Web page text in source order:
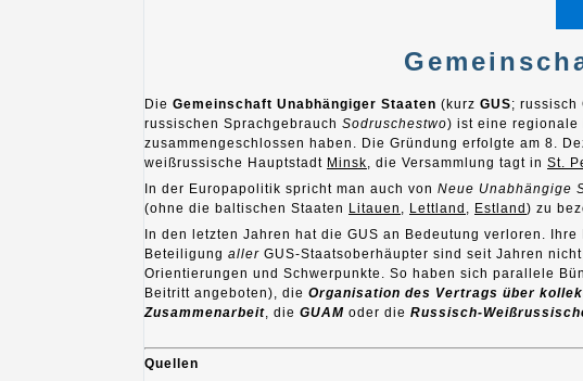
Die Gemeinschaft Unabhängiger Staaten (kurz GUS; russisch
russischen Sprachgebrauch Sodruschestwo) ist eine regionale
zusammengeschlossen haben. Die Gründung erfolgte am 8.
weißrussische Hauptstadt Minsk , die Versammlung tagt in St.
In der Europapolitik spricht man auch von Neue Unabhängige
(ohne die baltischen Staaten Litauen Lettland Estland) zu
In den letzten Jahren hat die GUS an Bedeutung verloren.
Beteiligung aller GUS-Staatsoberhäupter sind seit Jahren
Orientierungen und Schwerpunkte. So haben sich parallele
Beitritt angeboten), die Organisation des Vertrags über
Zusammenarbeit , die GUAM oder die Russisch-
Quellen